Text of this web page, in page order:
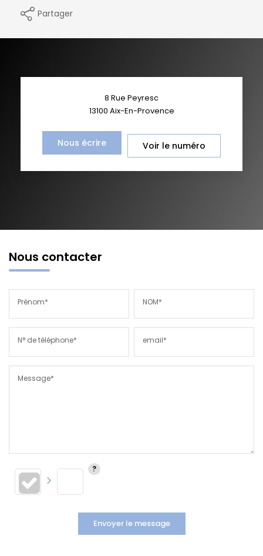
Partager
8 Rue Peyresc
13100 Aix-En-Provence
Nous écrire Voir le numéro
Nous contacter
Prénom* NOM*
N° de téléphone* email*
Message*
Envoyer le message